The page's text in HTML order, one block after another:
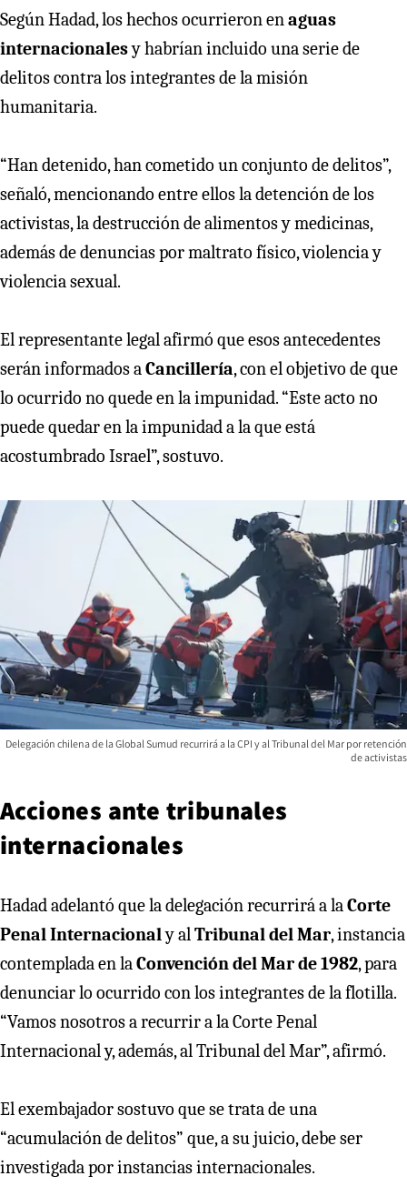
Según Hadad, los hechos ocurrieron enaguas
internacionalesy habrían incluido una serie de
delitos contra los integrantes de la misión
humanitaria.
“Han detenido, han cometido un conjunto de delitos”,
señaló, mencionando entre ellos la detención de los
activistas, la destrucción de alimentos y medicinas,
además de denuncias por maltrato físico, violencia y
violencia sexual.
El representante legal afirmó que esos antecedentes
serán informados aCancillería, con el objetivo de que
lo ocurrido no quede en la impunidad. “Este acto no
puede quedar en la impunidad a la que está
acostumbrado Israel”, sostuvo.
Delegación chilena de la Global Sumud recurrirá a la CPI y al Tribunal del Mar por retención
de activistas
Acciones ante tribunales
internacionales
Hadad adelantó que la delegación recurrirá a la Corte
Penal Internacionaly al Tribunal del Mar, instancia
contemplada en la Convención del Mar de 1982, para
denunciar lo ocurrido con los integrantes de la flotilla.
“Vamos nosotros a recurrir a la Corte Penal
Internacional y, además, al Tribunal del Mar”, afirmó.
El exembajador sostuvo que se trata de una
“acumulación de delitos” que, a su juicio, debe ser
investigada por instancias internacionales.